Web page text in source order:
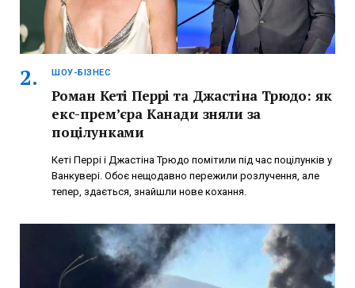
ШОУ-БІЗНЕС
Роман Кеті Перрі та Джастіна Трюдо: як
екс-прем’єра Канади зняли за
поцілунками
Кеті Перрі і Джастіна Трюдо помітили під час поцілунків у
Ванкувері. Обоє нещодавно пережили розлучення, але
тепер, здається, знайшли нове кохання.